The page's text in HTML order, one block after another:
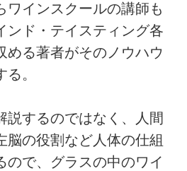
ワインスクールの講師も
ンド・テイスティング各
める著者がそのノウハウ
。
説するのではなく、人間
脳の役割など人体の仕組
ので、グラスの中のワイ